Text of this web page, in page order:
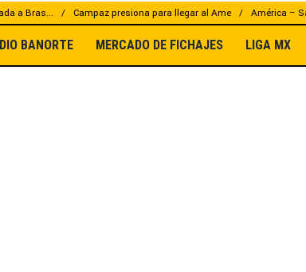
a Bras... Campaz presiona para llegar al Ame América –
BANORTE MERCADO DE FICHAJES LIGA MX